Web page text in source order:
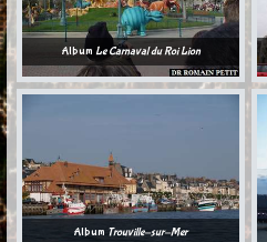
Album Le Carnaval du Roi Lion
Album Trouville-sur-Mer